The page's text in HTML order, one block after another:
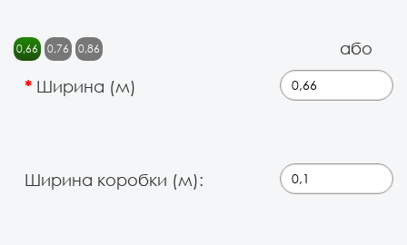
0,66 0,76 0,86
або
Ширина (м)
Ширина коробки (м):